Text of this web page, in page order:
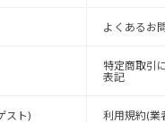
よくあるお
特定商取引
表記
スト) 利用規約(業